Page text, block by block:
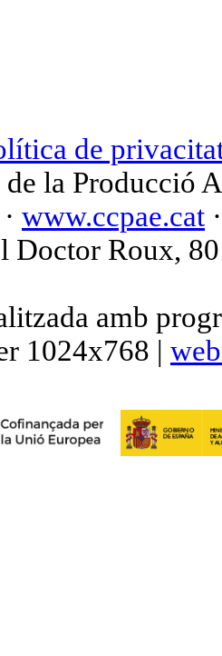
de
la Producció
www.ccpae.cat
Doctor Roux,
amb
1024x768 |